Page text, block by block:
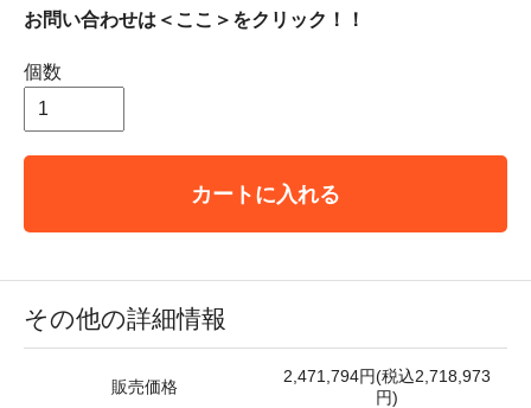
お問い合わせは＜ここ＞をクリック！！
個数
カートに入れる
その他の詳細情報
販売価格
2,471,794円(税込2,718,973
円)